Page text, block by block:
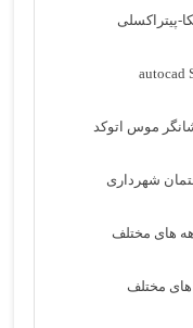
پیتراکسلی
موس اتوکد
شهرداری
های مختلف
های مختلف